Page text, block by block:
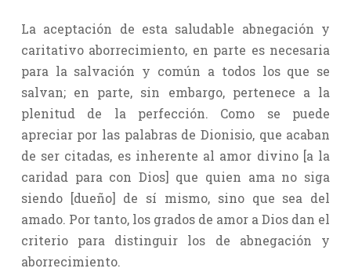
La aceptación de esta saludable abnegación y
caritativo aborrecimiento, en parte es necesaria
para la salvación y común a todos los que se
salvan; en parte, sin embargo, pertenece a la
plenitud de la perfección. Como se puede
apreciar por las palabras de Dionisio, que acaban
de ser citadas, es inherente al amor divino [a la
caridad para con Dios] que quien ama no siga
siendo [dueño] de sí mismo, sino que sea del
amado. Por tanto, los grados de amor a Dios dan el
criterio para distinguir los de abnegación y
aborrecimiento.